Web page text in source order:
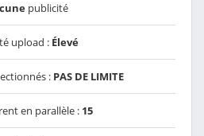
publicité
upload : Élevé
: PAS DE LIMITE
en parallèle : 15